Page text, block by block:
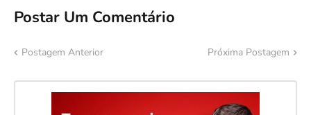
Postar Um Comentário
Postagem Anterior Próxima Postagem